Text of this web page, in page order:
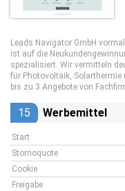
Leads Navigator GmbH
ist auf die
spezialisiert. Wir vermitteln
für Photovoltaik, Solarthermie
bis zu 3 Angebote von
15 Werbemittel
Start
Stornoquote
Cookie
Freigabe